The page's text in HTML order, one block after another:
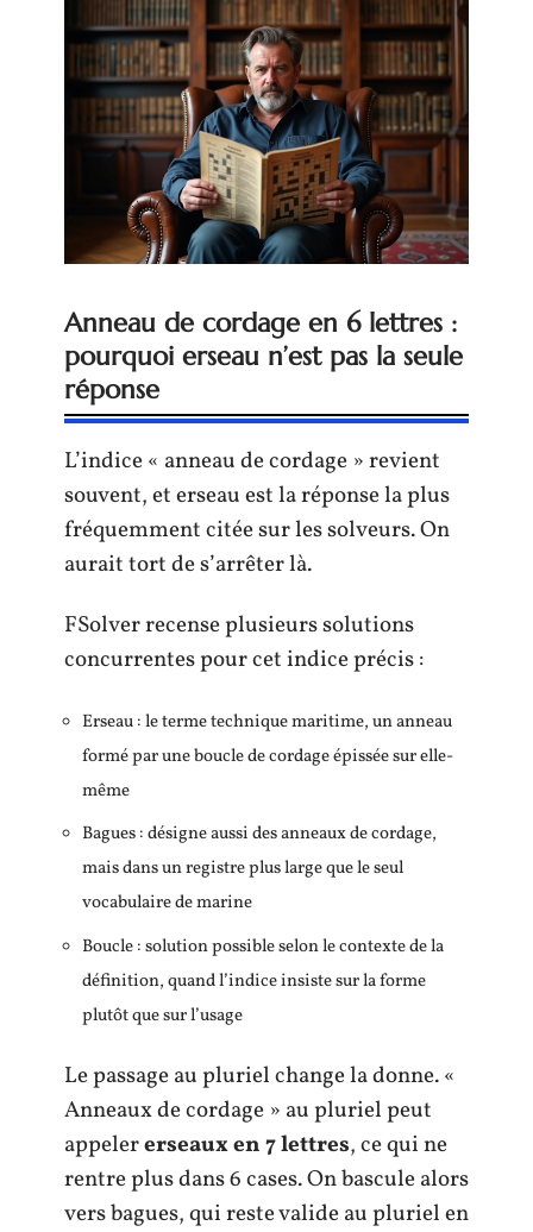
Anneau de cordage en 6 lettres :
pourquoi erseau n’est pas la seule
réponse
L’indice « anneau de cordage » revient
souvent, et erseau est la réponse la plus
fréquemment citée sur les solveurs. On
aurait tort de s’arrêter là.
FSolver recense plusieurs solutions
concurrentes pour cet indice précis :
Erseau : le terme technique maritime, un anneau
formé par une boucle de cordage épissée sur elle-
même
Bagues : désigne aussi des anneaux de cordage,
mais dans un registre plus large que le seul
vocabulaire de marine
Boucle : solution possible selon le contexte de la
définition, quand l’indice insiste sur la forme
plutôt que sur l’usage
Le passage au pluriel change la donne. «
Anneaux de cordage » au pluriel peut
appelererseaux en 7 lettres, ce qui ne
rentre plus dans 6 cases. On bascule alors
vers bagues, qui reste valide au pluriel en